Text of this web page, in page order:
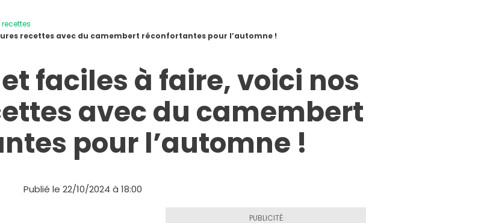
recettes avec du camembert réconfortantes pour l’automne !
faciles à faire, voici nos
avec du camembert
pour l’automne !
Publié le 22/10/2024 à 18:00